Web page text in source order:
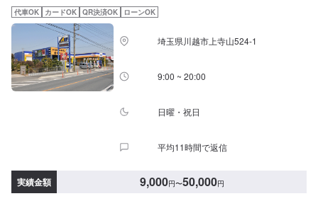
ください。<代車について>代車をご用意しています。お車の作業中は代車を
ご利用ください。※代車の燃料代はお客様にご負担いただいております。<定
休日・営業時間>定休日：年中無休（大型連休のみ休み）営業時間：
9:00~21:00<輸入車のご注意>修理作業時に部品が必要な場合、一般的に国内
に流通している部品以外は本国取り寄せとなるため、作業完了までにお時間
をいただく場合がございます。また車の性質上、追加部品・作業が必要とな
るケースがあり、その場合は都度ご連絡をさせていただきます。
代車OK カードOK QR決済OK ローンOK
埼玉県川越市上寺山524-1
9:00 ~ 20:00
日曜・祝日
平均11時間で返信
実績金額 9,000円〜50,000円